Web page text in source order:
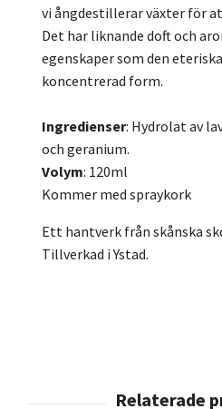
vi ångdestillerar växter för
Det har liknande doft och
egenskaper som den
koncentrerad form.
Ingredienser: Hydrolat av
och geranium.
Volym: 120ml
Kommer med spraykork
Ett hantverk från skånska
Tillverkad i Ystad.